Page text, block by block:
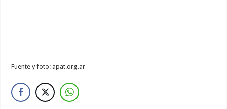
Fuente y foto: apat.org.ar